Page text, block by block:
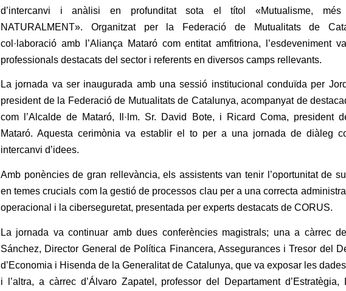
d’intercanvi i anàlisi en profunditat sota el títol «Mutualisme,
NATURALMENT». Organitzat per la Federació de Mutualitats de
col·laboració amb l’Aliança Mataró com entitat amfitriona, l’esdeveniment
professionals destacats del sector i referents en diversos camps rellevants.
La jornada va ser inaugurada amb una sessió institucional conduïda per
president de la Federació de Mutualitats de Catalunya, acompanyat de
com l’Alcalde de Mataró, Il·lm. Sr. David Bote, i Ricard Coma, president
Mataró. Aquesta cerimònia va establir el to per a una jornada de diàleg
intercanvi d’idees.
Amb ponències de gran rellevància, els assistents van tenir l’oportunitat de
en temes crucials com la gestió de processos clau per a una correcta
operacional i la ciberseguretat, presentada per experts destacats de CORUS.
La jornada va continuar amb dues conferències magistrals; una a càrrec
Sánchez, Director General de Política Financera, Assegurances i Tresor del
d’Economia i Hisenda de la Generalitat de Catalunya, que va exposar les
i l’altra, a càrrec d’Álvaro Zapatel, professor del Departament d’Estratègia,